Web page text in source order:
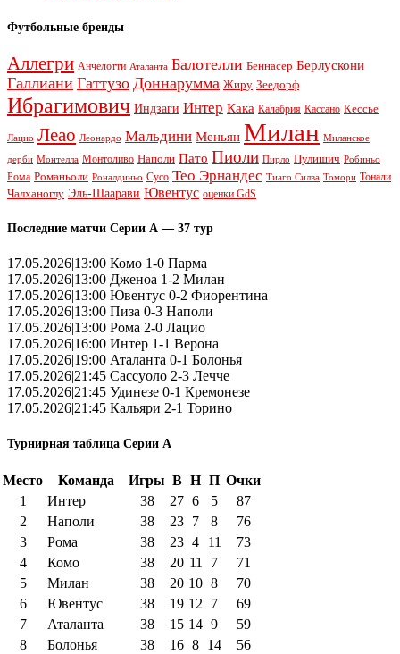
Футбольные бренды
Аллегри Анчелотти Аталанта Балотелли Беннасер Берлускони
Галлиани Гаттузо Доннарумма Жиру Зеедорф
Ибрагимович Индзаги Интер Кака Калабрия Кассано Кессье
Лацио Леао Леонардо Мальдини Меньян Милан Миланское
дерби Монтелла Монтоливо Наполи Пато Пиоли Пирло Пулишич Робиньо
Рома Романьоли Роналдиньо Сусо Тео Эрнандес Тиаго Силва Томори Тонали
Чалханоглу Эль-Шаарави Ювентус оценки GdS
Последние матчи Серии А — 37 тур
17.05.2026|13:00 Комо 1-0 Парма
17.05.2026|13:00 Дженоа 1-2 Милан
17.05.2026|13:00 Ювентус 0-2 Фиорентина
17.05.2026|13:00 Пиза 0-3 Наполи
17.05.2026|13:00 Рома 2-0 Лацио
17.05.2026|16:00 Интер 1-1 Верона
17.05.2026|19:00 Аталанта 0-1 Болонья
17.05.2026|21:45 Сассуоло 2-3 Лечче
17.05.2026|21:45 Удинезе 0-1 Кремонезе
17.05.2026|21:45 Кальяри 2-1 Торино
Турнирная таблица Серии А
Место Команда Игры В Н П Очки
1
Интер 38 27 6 5
87
2
Наполи 38 23 7 8
76
3
Рома 38 23 4 11
73
4
Комо 38 20 11 7
71
5
Милан 38 20 10 8
70
6
Ювентус 38 19 12 7
69
7
Аталанта 38 15 14 9
59
8
Болонья 38 16 8 14
56